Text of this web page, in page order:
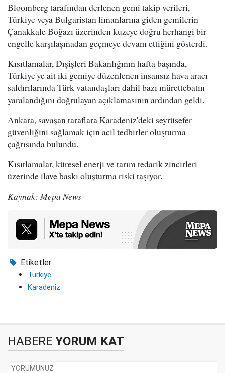
Bloomberg tarafından derlenen gemi takip verileri,
Türkiye veya Bulgaristan limanlarına giden gemilerin
Çanakkale Boğazı üzerinden kuzeye doğru herhangi bir
engelle karşılaşmadan geçmeye devam ettiğini gösterdi.
Kısıtlamalar, Dışişleri Bakanlığının hafta başında,
Türkiye'ye ait iki gemiye düzenlenen insansız hava aracı
saldırılarında Türk vatandaşları dahil bazı mürettebatın
yaralandığını doğrulayan açıklamasının ardından geldi.
Ankara, savaşan taraflara Karadeniz'deki seyrüsefer
güvenliğini sağlamak için acil tedbirler oluşturma
çağrısında bulundu.
Kısıtlamalar, küresel enerji ve tarım tedarik zincirleri
üzerinde ilave baskı oluşturma riski taşıyor.
Kaynak: Mepa News
Etiketler :
Türkiye
Karadeniz
HABERE YORUM KAT